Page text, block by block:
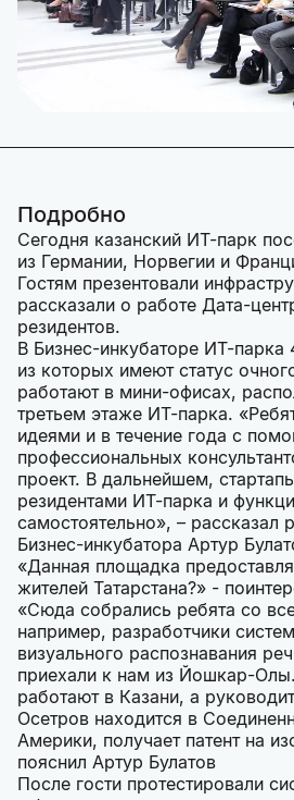
Подробно
Сегодня казанский ИТ-парк
из Германии, Норвегии и
Гостям презентовали
рассказали о работе Дата-
резидентов.
В Бизнес-инкубаторе ИТ-парка
из которых имеют статус
работают в мини-офисах,
третьем этаже ИТ-парка.
идеями и в течение года с
профессиональных
проект. В дальнейшем,
резидентами ИТ-парка и
самостоятельно», – рассказал
Бизнес-инкубатора Артур
«Данная площадка
жителей Татарстана?» -
«Сюда собрались ребята со
например, разработчики
визуального распознавания
приехали к нам из Йошкар-
работают в Казани, а
Осетров находится в
Америки, получает патент на
пояснил Артур Булатов
После гости протестировали